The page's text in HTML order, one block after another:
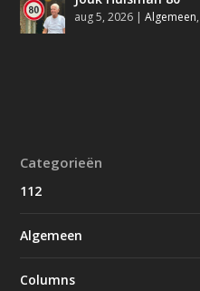
aug 5, 2026 |Algemeen,
Categorieën
112
Algemeen
Columns